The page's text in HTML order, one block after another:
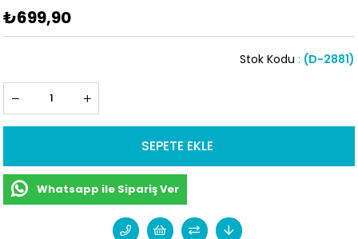
₺699,90
(D-2881)
Stok Kodu
Whatsapp ile Sipariş Ver